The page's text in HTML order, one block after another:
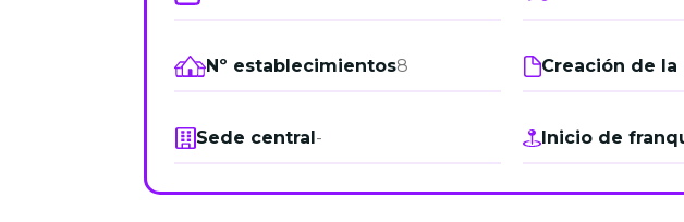
Nº establecimientos8 Creación de la
Sede central- Inicio de